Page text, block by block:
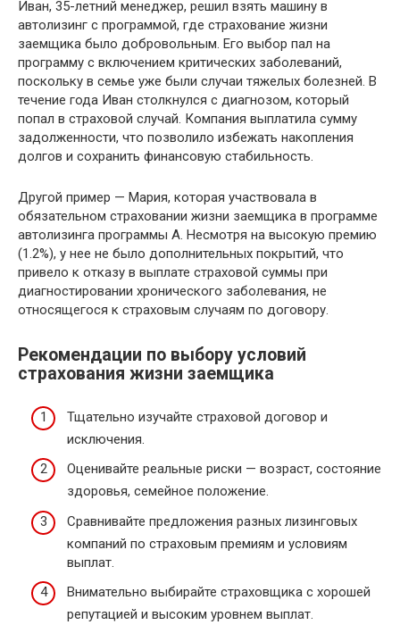
Иван, 35-летний менеджер, решил взять машину в
автолизинг с программой, где страхование жизни
заемщика было добровольным. Его выбор пал на
программу с включением критических заболеваний,
поскольку в семье уже были случаи тяжелых болезней. В
течение года Иван столкнулся с диагнозом, который
попал в страховой случай. Компания выплатила сумму
задолженности, что позволило избежать накопления
долгов и сохранить финансовую стабильность.
Другой пример — Мария, которая участвовала в
обязательном страховании жизни заемщика в программе
автолизинга программы А. Несмотря на высокую премию
(1.2%), у нее не было дополнительных покрытий, что
привело к отказу в выплате страховой суммы при
диагностировании хронического заболевания, не
относящегося к страховым случаям по договору.
Рекомендации по выбору условий
страхования жизни заемщика
Тщательно изучайте страховой договор и
исключения.
Оценивайте реальные риски — возраст, состояние
здоровья, семейное положение.
Сравнивайте предложения разных лизинговых
компаний по страховым премиям и условиям
выплат.
Внимательно выбирайте страховщика с хорошей
репутацией и высоким уровнем выплат.